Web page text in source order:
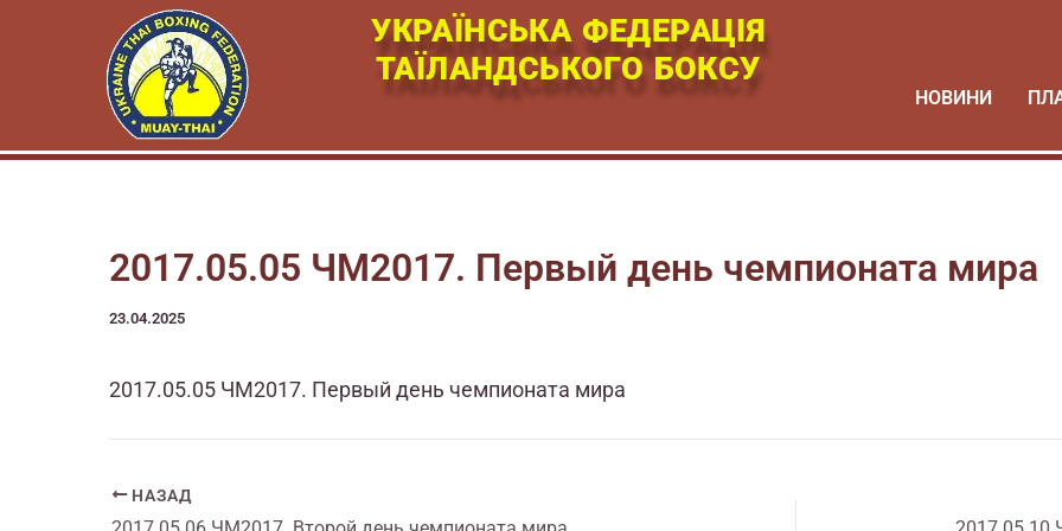
содержимому
УКРАЇНСЬКА ФЕДЕРАЦІЯ
ТАЇЛАНДСЬКОГО БОКСУ
НОВИНИ
2017.05.05 ЧМ2017. Первый день чемпионата мира
23.04.2025
2017.05.05 ЧМ2017. Первый день чемпионата мира
НАЗАД